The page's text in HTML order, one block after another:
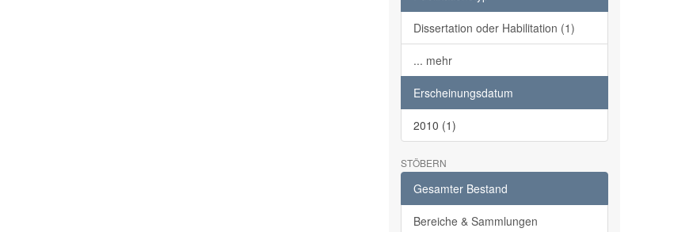
Dissertation oder Habilitation (1)
... mehr
Erscheinungsdatum
2010 (1)
STÖBERN
Gesamter Bestand
Bereiche & Sammlungen